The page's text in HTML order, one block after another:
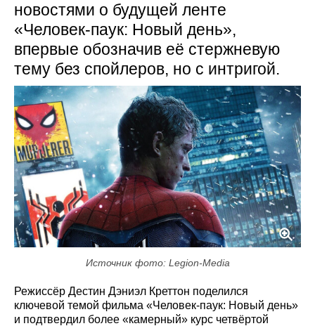
новостями о будущей ленте
«Человек-паук: Новый день»,
впервые обозначив её стержневую
тему без спойлеров, но с интригой.
Источник фото: Legion-Media
Режиссёр Дестин Дэниэл Креттон поделился
ключевой темой фильма «Человек-паук: Новый день»
и подтвердил более «камерный» курс четвёртой